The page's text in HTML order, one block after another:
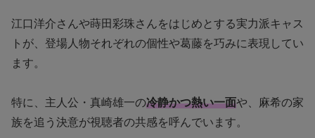
江口洋介さんや蒔田彩珠さんをはじめとする実力派キャス
トが、登場人物それぞれの個性や葛藤を巧みに表現してい
ます。
特に、主人公・真崎雄一の冷静かつ熱い一面や、麻希の家
族を追う決意が視聴者の共感を呼んでいます。